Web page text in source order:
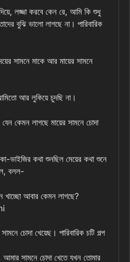
লজ্জা করবে কেন রে, আমি কি শুধু
বুঝি ভালো লাগছে না। পারিবারিক
সামনে মাকে আর মায়ের সামনে
আর লুকিয়ে চুদছি না।
কেমন লাগছে মায়ের সামনে চোদা
ভাইজির কথা শুনছিল মেয়ের কথা শুনে
বলল-
খাচ্ছো আবার কেমন লাগছে?
চোদা খেয়েছ। পারিবারিক চটি গল্প
আমার সামনে চোদা খেতে যখন তোমার